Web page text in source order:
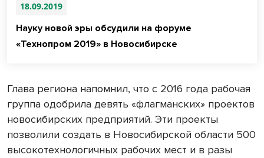
18.09.2019
Науку новой эры обсудили на форуме
«Технопром 2019» в Новосибирске
Глава региона напомнил, что с 2016 года рабочая
группа одобрила девять «флагманских» проектов
новосибирских предприятий. Эти проекты
позволили создать в Новосибирской области 500
высокотехнологичных рабочих мест и в разы